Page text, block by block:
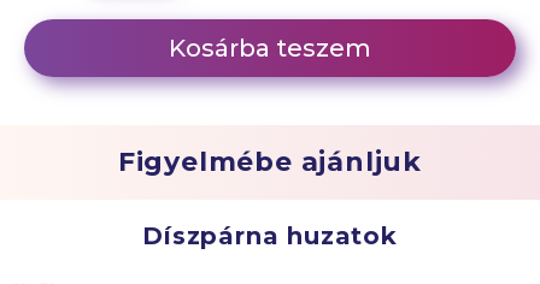
Kosárba teszem
Figyelmébe ajánljuk
Díszpárna huzatok